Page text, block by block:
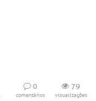
0
comentários
79
visualizações